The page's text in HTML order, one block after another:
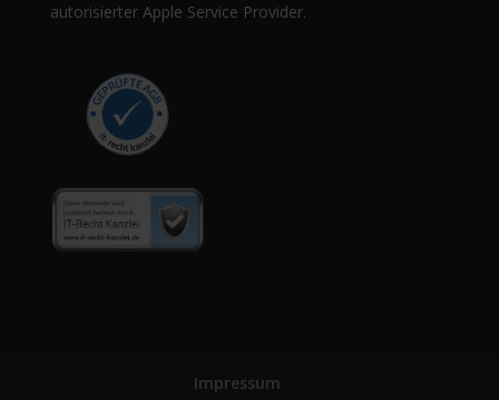
autorisierter Apple Service Provider.
Impressum